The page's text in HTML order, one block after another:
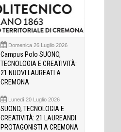
Domenica 26 Luglio 2026
Campus Polo SUONO,
TECNOLOGIA E CREATIVITÀ:
21 NUOVI LAUREATI A
CREMONA
Lunedì 20 Luglio 2026
SUONO, TECNOLOGIA E
CREATIVITÀ: 21 LAUREANDI
PROTAGONISTI A CREMONA